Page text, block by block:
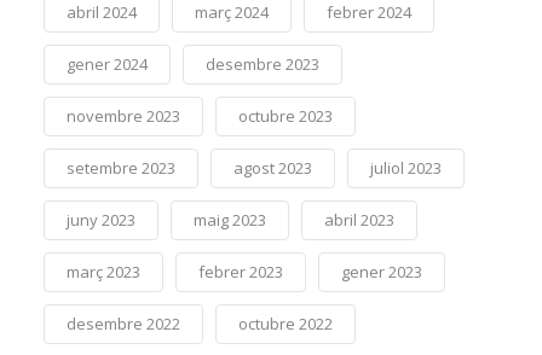
abril 2024 març 2024 febrer 2024
gener 2024 desembre 2023
novembre 2023 octubre 2023
setembre 2023 agost 2023 juliol 2023
juny 2023 maig 2023 abril 2023
març 2023 febrer 2023 gener 2023
desembre 2022 octubre 2022